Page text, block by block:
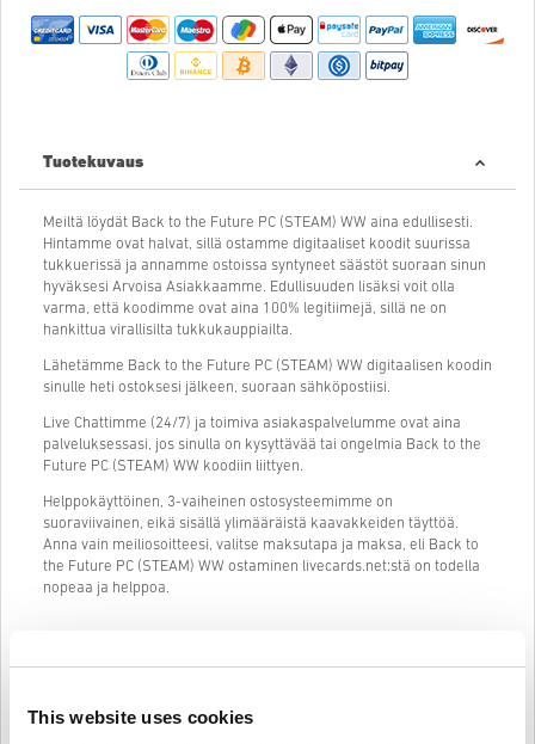
This website uses cookies
Tuotekuvaus
Meiltä löydät Back to the Future PC (STEAM) WW aina edullisesti.
Hintamme ovat halvat, sillä ostamme digitaaliset koodit suurissa
tukkuerissä ja annamme ostoissa syntyneet säästöt suoraan sinun
hyväksesi Arvoisa Asiakkaamme. Edullisuuden lisäksi voit olla
varma, että koodimme ovat aina 100% legitiimejä, sillä ne on
hankittua virallisilta tukkukauppiailta.
Lähetämme Back to the Future PC (STEAM) WW digitaalisen koodin
sinulle heti ostoksesi jälkeen, suoraan sähköpostiisi.
Live Chattimme (24/7) ja toimiva asiakaspalvelumme ovat aina
palveluksessasi, jos sinulla on kysyttävää tai ongelmia Back to the
Future PC (STEAM) WW koodiin liittyen.
Helppokäyttöinen, 3-vaiheinen ostosysteemimme on
suoraviivainen, eikä sisällä ylimääräistä kaavakkeiden täyttöä.
Anna vain meiliosoitteesi, valitse maksutapa ja maksa, eli Back to
the Future PC (STEAM) WW ostaminen livecards.net:stä on todella
nopeaa ja helppoa.
Näin se toimii Livecards.netissä
Uusi Livecards.netissä? Digitaalisten koodien ostaminen on nopeaa
HUOM